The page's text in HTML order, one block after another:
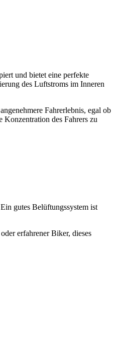
und bietet eine perfekte
des Luftstroms im Inneren
Fahrerlebnis, egal ob
des Fahrers zu
gutes Belüftungssystem ist
erfahrener Biker, dieses